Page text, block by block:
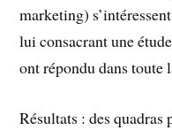
marketing)
lui consacrant une
ont répondu dans toute
Résultats : des